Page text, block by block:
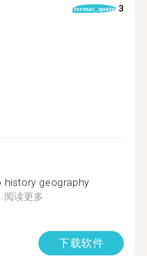
format_quote 3
history geography
阅读更多
下载软件